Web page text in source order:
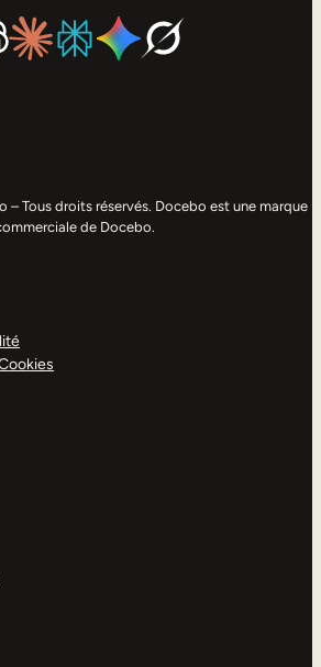
Tous droits réservés. Docebo est une marque
de Docebo.